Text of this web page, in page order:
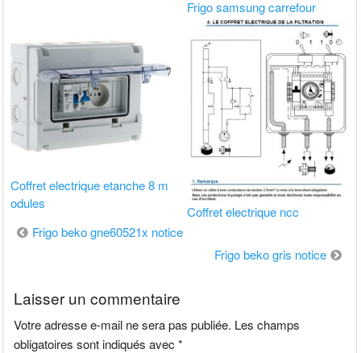
Frigo samsung carrefour
Coffret electrique etanche 8 m
odules
Coffret electrique ncc
Navigation
Frigo beko gne60521x notice
Frigo beko gris notice
Laisser un commentaire
Votre adresse e-mail ne sera pas publiée. Les champs
obligatoires sont indiqués avec*